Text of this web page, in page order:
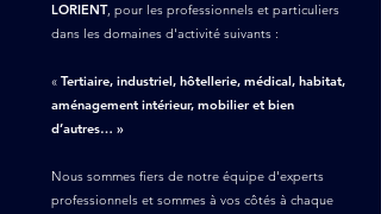
LORIENT, pour les professionnels et particuliers
dans les domaines d'activité suivants :
« Tertiaire, industriel, hôtellerie, médical, habitat,
aménagement intérieur, mobilier et bien
d’autres… »
Nous sommes fiers de notre équipe d'experts
professionnels et sommes à vos côtés à chaque